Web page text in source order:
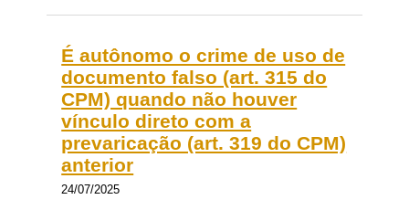
É autônomo o crime de uso de
documento falso (art. 315 do
CPM) quando não houver
vínculo direto com a
prevaricação (art. 319 do CPM)
anterior
24/07/2025